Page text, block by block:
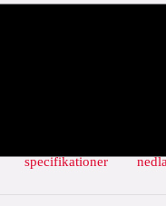
specifikationer